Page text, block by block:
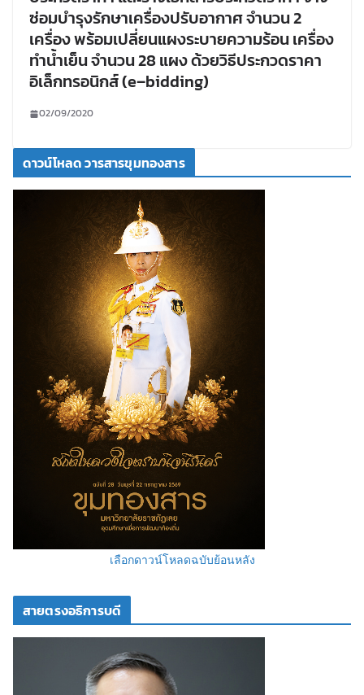
ซ่อมบำรุงรักษาเครื่องปรับอากาศ จำนวน 2
เครื่อง พร้อมเปลี่ยนแผงระบายความร้อน เครื่อง
ทำน้ำเย็น จำนวน 28 แผง ด้วยวิธีประกวดราคา
อิเล็กทรอนิกส์ (e–bidding)
02/09/2020
ดาวน์โหลด วารสารขุมทองสาร
เลือกดาวน์โหลดฉบับย้อนหลัง
สายตรงอธิการบดี